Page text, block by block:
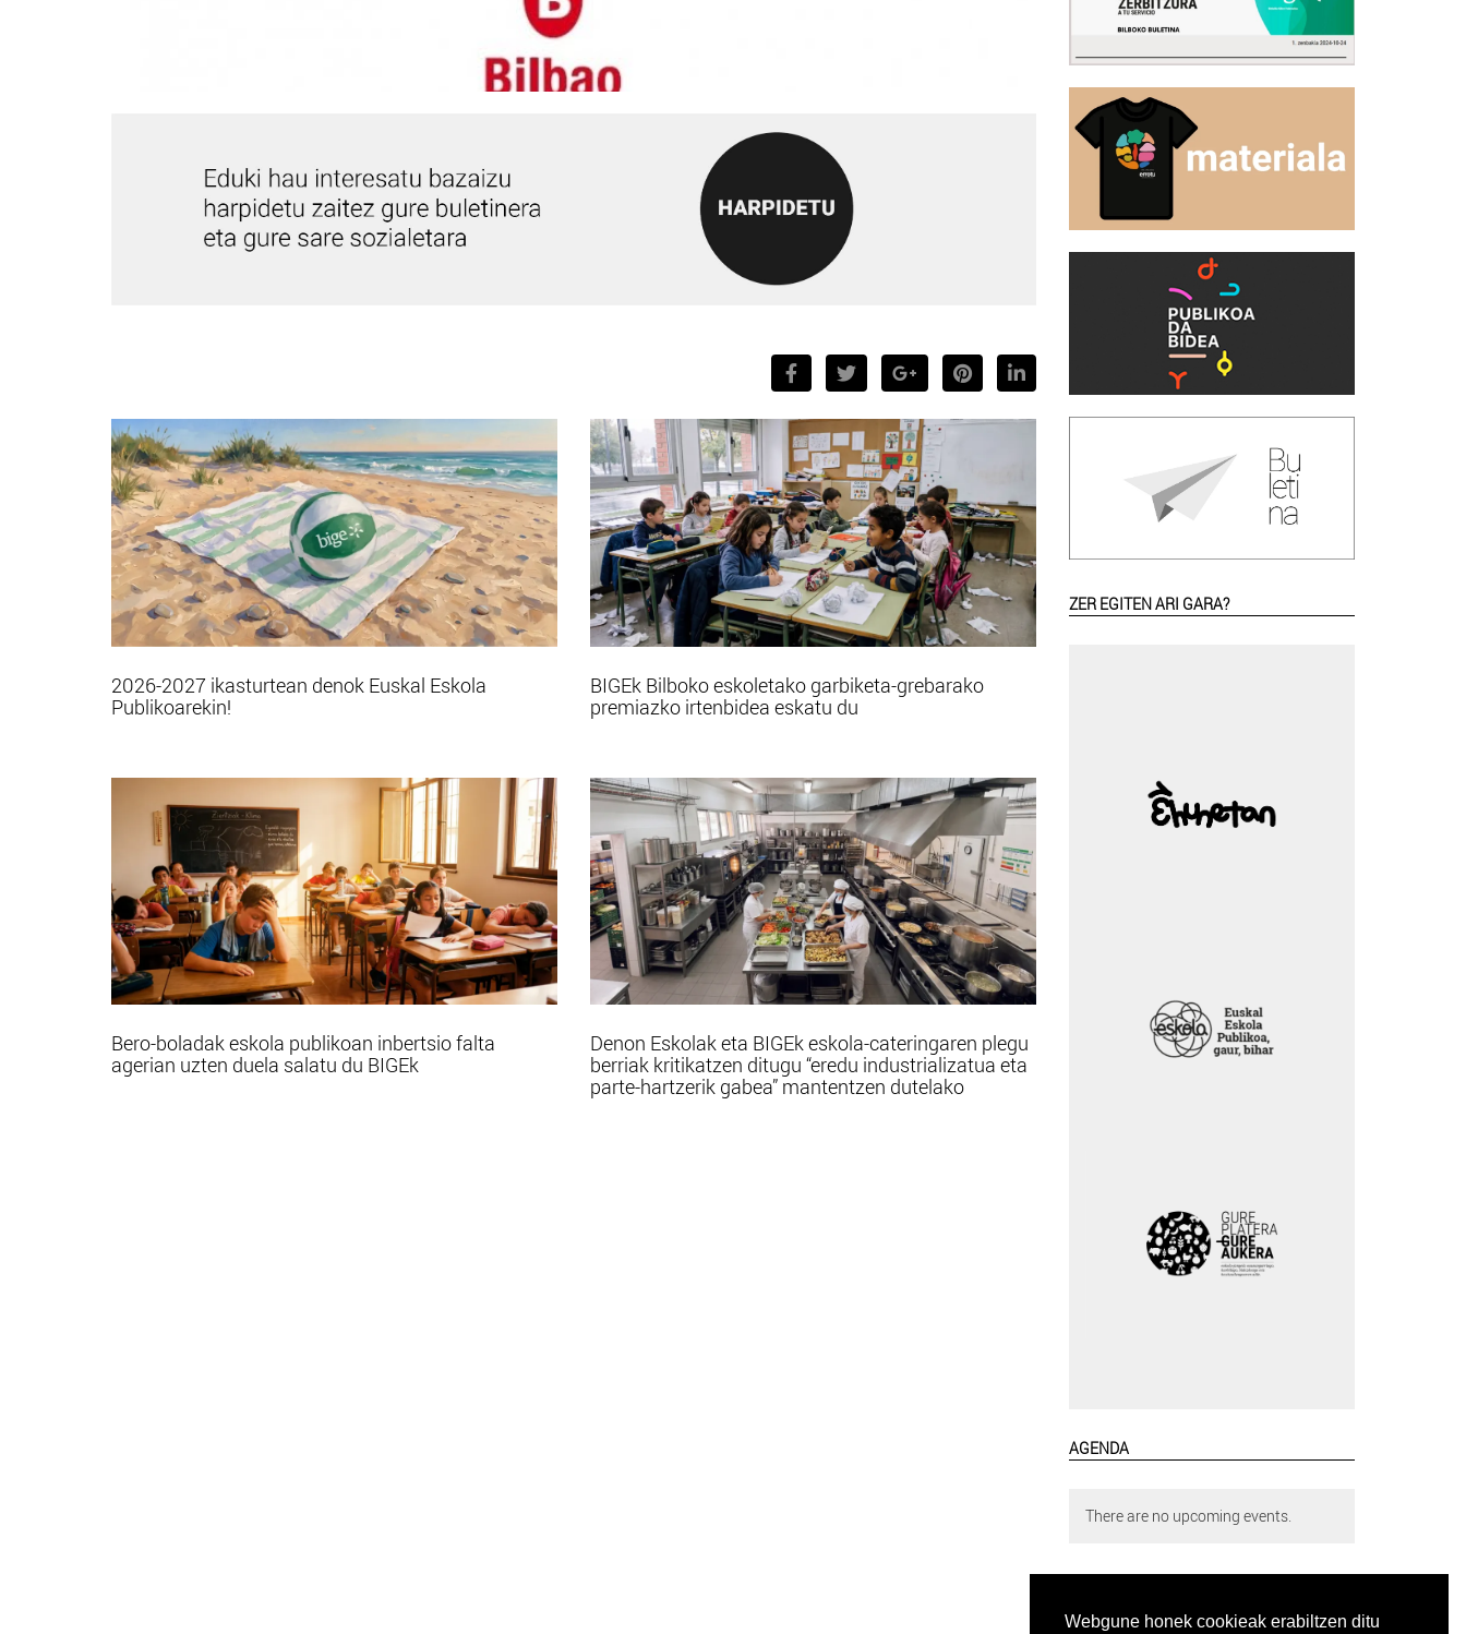
Webgune honek cookieak erabiltzen ditu
2026-2027 ikasturtean denok Euskal Eskola
Publikoarekin!
BIGEk Bilboko eskoletako garbiketa-grebarako
premiazko irtenbidea eskatu du
Bero-boladak eskola publikoan inbertsio falta
agerian uzten duela salatu du BIGEk
Denon Eskolak eta BIGEk eskola-cateringaren plegu
berriak kritikatzen ditugu “eredu industrializatua eta
parte-hartzerik gabea” mantentzen dutelako
ZER EGITEN ARI GARA?
AGENDA
There are no upcoming events.